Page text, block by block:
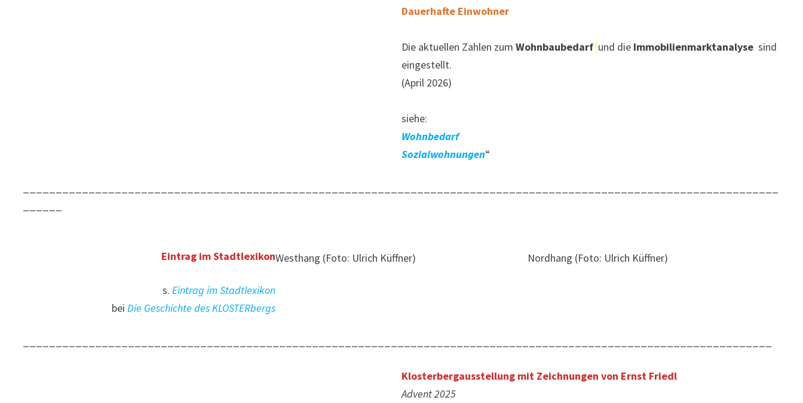
Dauerhafte Einwohner
Die aktuellen Zahlen zum Wohnbaubedarf und die Immobilienmarktanalyse sind
eingestellt.
(April 2026)
siehe:
Wohnbedarf
Sozialwohnungen“
Eintrag im Stadtlexikon
s. Eintrag im Stadtlexikon
bei Die Geschichte des KLOSTERbergs
Westhang (Foto: Ulrich Küffner) Nordhang (Foto: Ulrich Küffner)
Klosterbergausstellung mit Zeichnungen von Ernst Friedl
Advent 2025